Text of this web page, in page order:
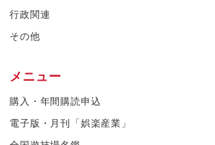
行政関連
その他
メニュー
購入・年間購読申込
電子版・月刊「娯楽産業」